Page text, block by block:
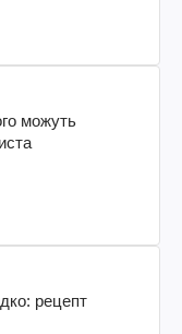
можуть
рецепт